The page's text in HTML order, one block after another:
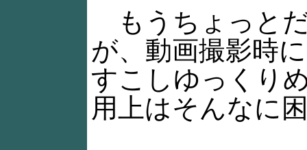
もうちょっと
が、動画撮影時
すこしゆっくり
用上はそんなに